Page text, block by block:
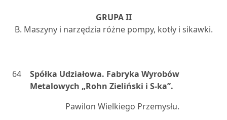
GRUPA II
B. Maszyny i narzędzia różne pompy, kotły i sikawki.
64
Spółka Udziałowa. Fabryka Wyrobów
Metalowych „Rohn Zieliński i S-ka”.
Pawilon Wielkiego Przemysłu.